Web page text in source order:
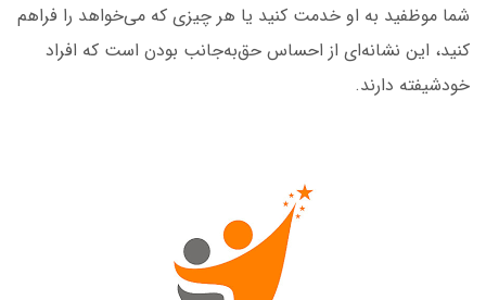
شما موظفید به او خدمت کنید یا هر چیزی که می‌خواهد را فراهم
کنید، این نشانه‌ای از احساس حق‌به‌جانب بودن است که افراد
خودشیفته دارند.